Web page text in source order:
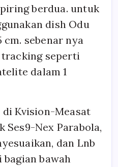
berdua. untuk
dish Odu
cm. sebenar nya
tracking seperti
dalam 1
Kvision-Measat
Ses9-Nex Parabola,
dan Lnb
bagian bawah